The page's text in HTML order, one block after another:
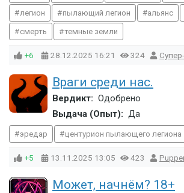
легион пылающий легион альянс
смерть темные земли
+6 28.12.2025 16:21 324
Враги среди нас.
Вердикт: Одобрено
Выдача (Опыт): Да
эредар центурион пылающего легиона
+5 13.11.2025 13:05 423
Может, начнём? 18+